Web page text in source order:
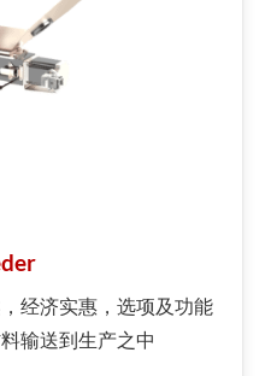
经济实惠，选项及功能
输送到生产之中